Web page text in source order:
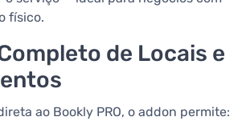
físico.
de Locais e
ao Bookly PRO, o addon permite: